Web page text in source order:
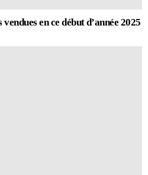
en ce début d’année 2025